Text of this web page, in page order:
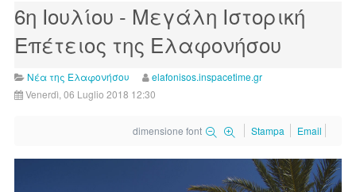
6η Ιουλίου - Μεγάλη Ιστορική
Επέτειος της Ελαφονήσου
Νέα της Ελαφονήσου
elafonisos.inspacetime.gr
Venerdì, 06 Luglio 2018 12:30
dimensione font Stampa Email